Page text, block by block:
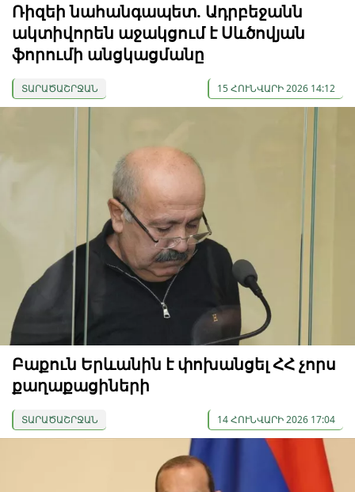
Ռիզեի նահանգապետ. Ադրբեջանն
ակտիվորեն աջակցում է Սևծովյան
ֆորումի անցկացմանը
ՏԱՐԱԾԱՇՐՋԱՆ 15 ՀՈՒՆՎԱՐԻ 2026 14:12
Բաքուն Երևանին է փոխանցել ՀՀ չորս
քաղաքացիների
ՏԱՐԱԾԱՇՐՋԱՆ 14 ՀՈՒՆՎԱՐԻ 2026 17:04